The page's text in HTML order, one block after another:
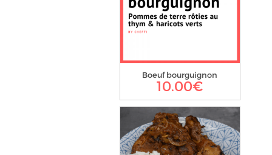
Boeuf bourguignon
10.00€